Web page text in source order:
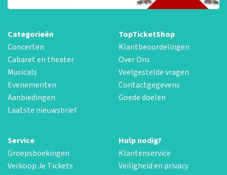
Categorieën
Concerten
Cabaret en theater
Musicals
Evenementen
Aanbiedingen
Laatste nieuwsbrief
TopTicketShop
Klantbeoordelingen
Over Ons
Veelgestelde vragen
Contactgegevens
Goede doelen
Service
Groepsboekingen
Verkoop Je Tickets
Hulp nodig?
Klantenservice
Veiligheid en privacy